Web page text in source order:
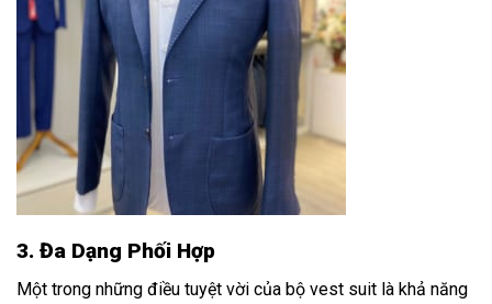
3. Đa Dạng Phối Hợp
Một trong những điều tuyệt vời của bộ vest suit là khả năng